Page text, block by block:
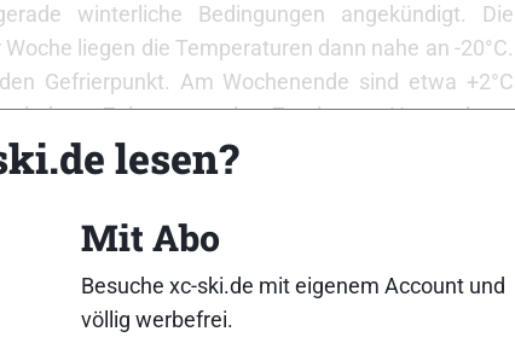
winterliche Bedingungen angekündigt. Die
liegen die Temperaturen dann nahe an -20°C.
Gefrierpunkt. Am Wochenende sind etwa +2°C
sind zur Zeit nur wenige Zentimeter Naturschnee
lesen?
Mit Abo
Besuche xc-ski.de mit eigenem Account und
völlig werbefrei.